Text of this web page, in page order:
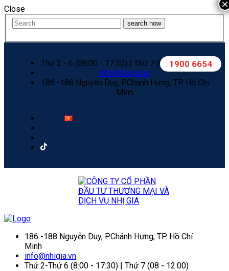
Close
search now
Thứ 2 - 6 (08:00 - 17:30) | Thứ 7 (08:00 - 12:00)
info@nhigia.vn
186 -188 Nguyễn Duy, P.Chánh Hưng, TP. Hồ Chí
Minh
186 -188 Nguyễn Duy, P.Chánh Hưng, TP. Hồ Chí
Minh
info@nhigia.vn
Thứ 2-Thứ 6 (8:00 - 17:30) | Thứ 7 (08 - 12:00)
1900 6654
×